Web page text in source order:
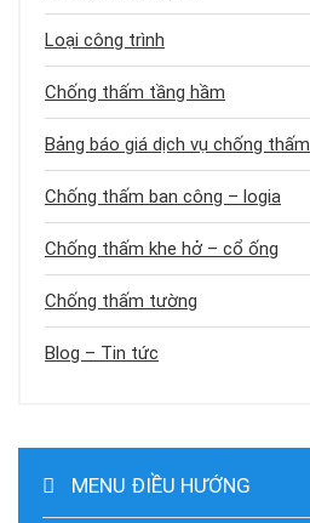
Loại công trình
Chống thấm tầng hầm
Bảng báo giá dịch vụ chống thấm
Chống thấm ban công – logia
Chống thấm khe hở – cổ ống
Chống thấm tường
Blog – Tin tức
MENU ĐIỀU HƯỚNG